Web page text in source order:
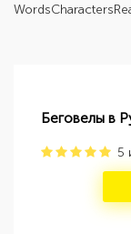
WordsCharacters
Беговелы в
5